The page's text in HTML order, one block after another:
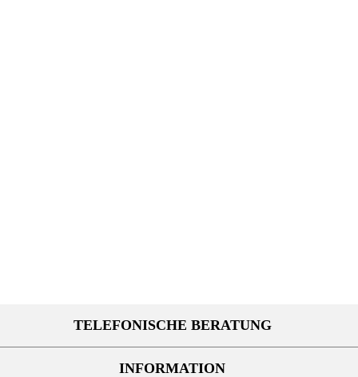
TELEFONISCHE BERATUNG
INFORMATION